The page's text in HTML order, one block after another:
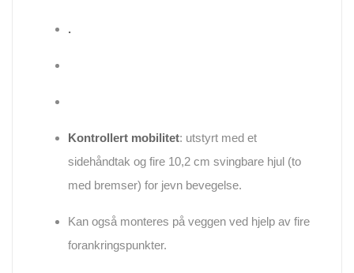
.
Kontrollert mobilitet: utstyrt med et
sidehåndtak og fire 10,2 cm svingbare hjul (to
med bremser) for jevn bevegelse.
Kan også monteres på veggen ved hjelp av fire
forankringspunkter.